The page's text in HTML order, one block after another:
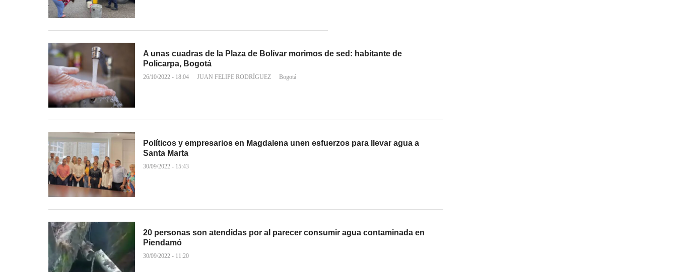
A unas cuadras de la Plaza de Bolívar morimos de sed: habitante de
Policarpa, Bogotá
26/10/2022 - 18:04 JUAN FELIPE RODRÍGUEZ Bogotá
Políticos y empresarios en Magdalena unen esfuerzos para llevar agua a
Santa Marta
30/09/2022 - 15:43
20 personas son atendidas por al parecer consumir agua contaminada en
Piendamó
30/09/2022 - 11:20